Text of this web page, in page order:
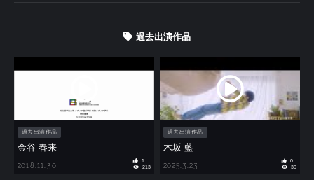
過去出演作品
過去出演作品
金谷 春来
2018.11.30
1
213
過去出演作品
木坂 藍
2025.3.23
0
30